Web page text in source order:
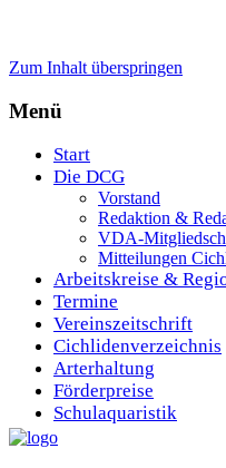
Zum Inhalt überspringen
Menü
Start
Die DCG
Vorstand
Redaktion &
VDA-
Mitteilungen
Arbeitskreise &
Termine
Vereinszeitschrift
Cichlidenverzeichnis
Arterhaltung
Förderpreise
Schulaquaristik